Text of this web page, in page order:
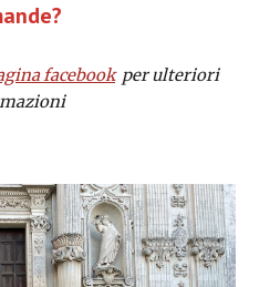
facebookper ulteriori